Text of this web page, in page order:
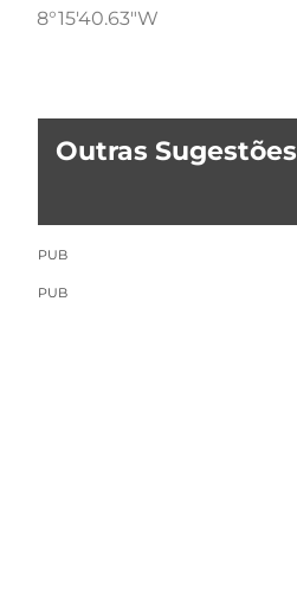
8°15'40.63"W
Outras Sugestões
PUB
PUB